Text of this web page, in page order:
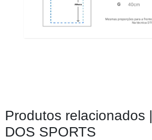
Produtos relacionados |
DOS SPORTS